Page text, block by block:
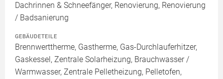
Dachrinnen & Schneefänger, Renovierung, Renovierung
/ Badsanierung
GEBÄUDETEILE
Brennwerttherme, Gastherme, Gas-Durchlauferhitzer,
Gaskessel, Zentrale Solarheizung, Brauchwasser /
Warmwasser, Zentrale Pelletheizung, Pelletofen,